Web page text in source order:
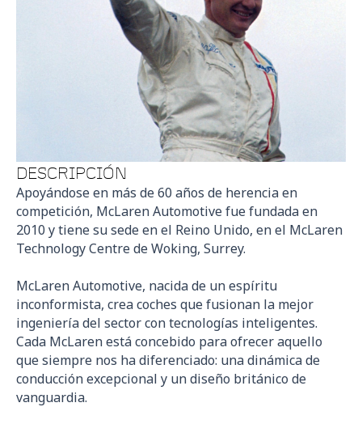
DESCRIPCIÓN
Apoyándose en más de 60 años de herencia en
competición, McLaren Automotive fue fundada en
2010 y tiene su sede en el Reino Unido, en el McLaren
Technology Centre de Woking, Surrey.
McLaren Automotive, nacida de un espíritu
inconformista, crea coches que fusionan la mejor
ingeniería del sector con tecnologías inteligentes.
Cada McLaren está concebido para ofrecer aquello
que siempre nos ha diferenciado: una dinámica de
conducción excepcional y un diseño británico de
vanguardia.